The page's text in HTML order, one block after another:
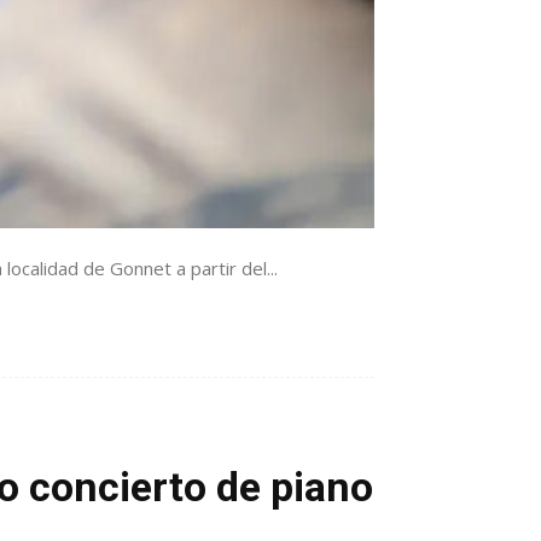
de Gonnet a partir del...
concierto de piano